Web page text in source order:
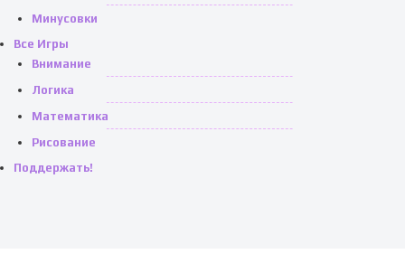
Минусовки
Все Игры
Внимание
Логика
Математика
Рисование
Поддержать!